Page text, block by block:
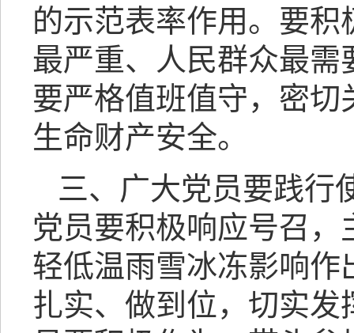
的示范表率作用。要积
最严重、人民群众最
要严格值班值守，密
生命财产安全。
三、广大党员要践行
党员要积极响应号召
轻低温雨雪冰冻影响
扎实、做到位，切实